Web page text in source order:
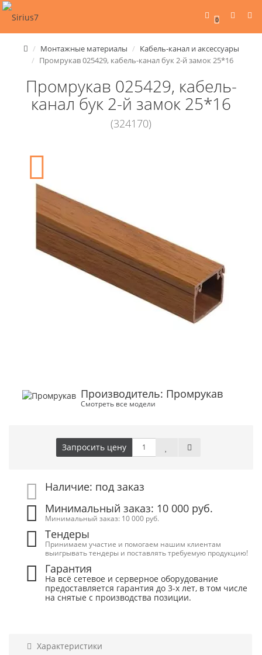
0
Монтажные материалы
Кабель-канал и аксессуары
Промрукав 025429, кабель-канал бук 2-й замок 25*16
Промрукав 025429, кабель-
канал бук 2-й замок 25*16
(324170)
Производитель: Промрукав
Смотреть все модели
Запросить цену
Наличие: под заказ
Минимальный заказ: 10 000 руб.
Минимальный заказ: 10 000 руб.
Тендеры
Принимаем участие и помогаем нашим клиентам
выигрывать тендеры и поставлять требуемую продукцию!
Гарантия
На всё сетевое и серверное оборудование
предоставляется гарантия до 3-х лет, в том числе
на снятые с производства позиции.
Характеристики